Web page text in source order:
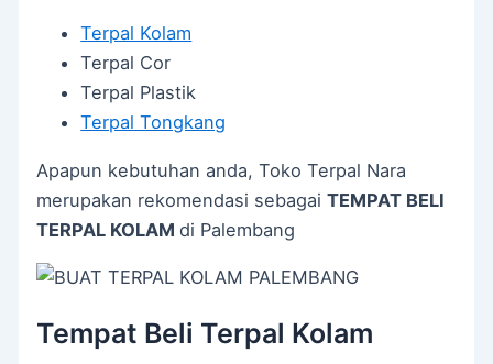
Terpal Kolam
Terpal Cor
Terpal Plastik
Terpal Tongkang
Apapun kebutuhan anda, Toko Terpal Nara
merupakan rekomendasi sebagaiTEMPAT BELI
TERPAL KOLAMdi Palembang
Tempat Beli Terpal Kolam